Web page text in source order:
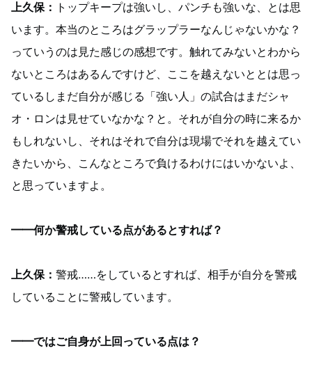
上久保： トップキープは強いし、パンチも強いな、とは思
います。本当のところはグラップラーなんじゃないかな？
っていうのは見た感じの感想です。触れてみないとわから
ないところはあるんですけど、ここを越えないととは思っ
ているしまだ自分が感じる「強い人」の試合はまだシャ
オ・ロンは見せていなかな？と。それが自分の時に来るか
もしれないし、それはそれで自分は現場でそれを越えてい
きたいから、こんなところで負けるわけにはいかないよ、
と思っていますよ。
━━何か警戒している点があるとすれば？
上久保： 警戒……をしているとすれば、相手が自分を警戒
していることに警戒しています。
━━ではご自身が上回っている点は？